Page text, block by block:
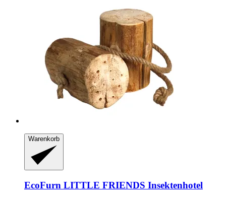
Warenkorb
EcoFurn LITTLE FRIENDS Insektenhotel